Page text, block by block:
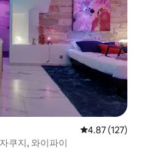
평점 4.87점(5
4.87 (127)
쿠지, 와이파이